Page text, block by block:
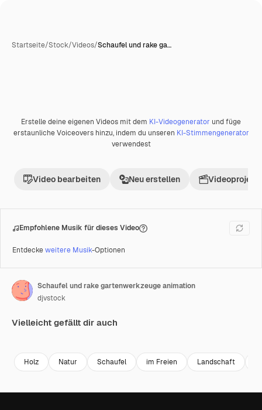
Startseite/Stock/Videos/Schaufel und rake ga…
Premium
Erstelle deine eigenen Videos mit dem KI-Videogenerator und füge
erstaunliche Voiceovers hinzu, indem du unseren KI-Stimmengenerator
verwendest
Video bearbeiten Neu erstellen Videoprojekt
Empfohlene Musik für dieses Video
Entdeckeweitere Musik-Optionen
Schaufel und rake gartenwerkzeuge animation
djvstock
Vielleicht gefällt dir auch
Holz Natur Schaufel im Freien Landschaft